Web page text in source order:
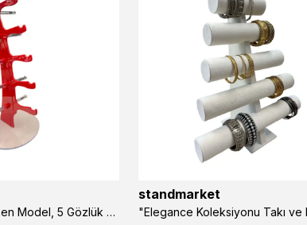
- Gözlük Standı Yelken Model, 5 Gözlük Kapasiteli Standı Kırmızı
standmarket